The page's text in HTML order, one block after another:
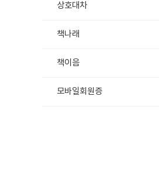
상호대차
책나래
책이음
모바일회원증